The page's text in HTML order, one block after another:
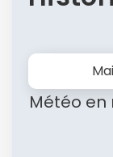
Mai
Météo en